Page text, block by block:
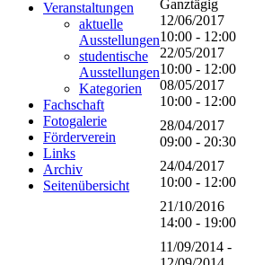
Veranstaltungen
aktuelle
Ausstellungen
studentische
Ausstellungen
Kategorien
Fachschaft
Fotogalerie
Förderverein
Links
Archiv
Seitenübersicht
Ganztägig
12/06/2017
10:00 - 12:00
22/05/2017
10:00 - 12:00
08/05/2017
10:00 - 12:00
28/04/2017
09:00 - 20:30
24/04/2017
10:00 - 12:00
21/10/2016
14:00 - 19:00
11/09/2014 -